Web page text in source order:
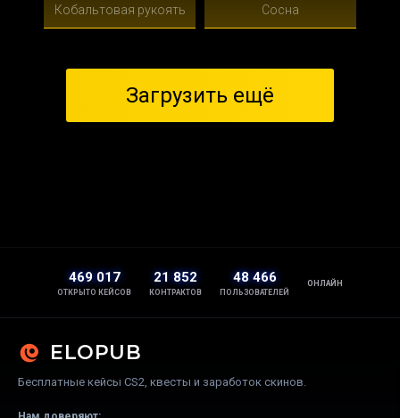
Кобальтовая рукоять
Сосна
Загрузить ещё
469 017
ОТКРЫТО КЕЙСОВ
21 852
КОНТРАКТОВ
48 466
ПОЛЬЗОВАТЕЛЕЙ
ОНЛАЙН
ELOPUB
Бесплатные кейсы CS2, квесты и заработок скинов.